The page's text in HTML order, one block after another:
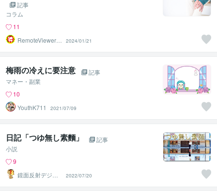
記事
コラム
11
RemoteViewer導
2024/01/21
梅雨の冷えに要注意
記事
マネー・副業
10
YouthK711
2021/07/09
日記「つゆ無し素麵」
記事
小説
9
鏡面反射デジタ
ルアート製作所
（鈴木穣）
2022/07/20